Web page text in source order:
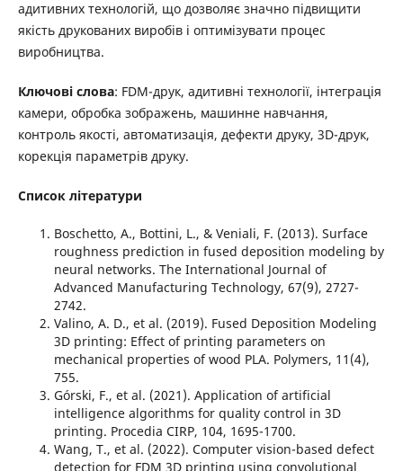
адитивних технологій, що дозволяє значно підвищити
якість друкованих виробів і оптимізувати процес
виробництва.
Ключові слова: FDM-друк, адитивні технології, інтеграція
камери, обробка зображень, машинне навчання,
контроль якості, автоматизація, дефекти друку, 3D-друк,
корекція параметрів друку.
Список лiтератури
Boschetto, A., Bottini, L., & Veniali, F. (2013). Surface
roughness prediction in fused deposition modeling by
neural networks. The International Journal of
Advanced Manufacturing Technology, 67(9), 2727-
2742.
Valino, A. D., et al. (2019). Fused Deposition Modeling
3D printing: Effect of printing parameters on
mechanical properties of wood PLA. Polymers, 11(4),
755.
Górski, F., et al. (2021). Application of artificial
intelligence algorithms for quality control in 3D
printing. Procedia CIRP, 104, 1695-1700.
Wang, T., et al. (2022). Computer vision-based defect
detection for FDM 3D printing using convolutional